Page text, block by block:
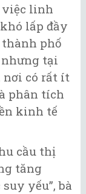
việc linh
lấp đầy
phố
nhưng tại
nơi có rất ít
phân tích
kinh tế
cầu thị
tăng
yếu”, bà